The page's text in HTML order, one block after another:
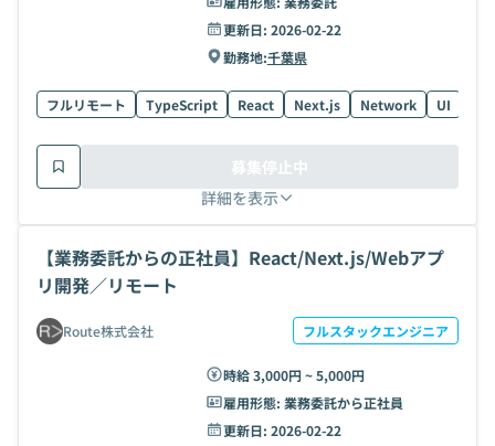
更新日: 2026-02-22
勤務地:千葉県
フルリモート TypeScript React Next.js Network UI
詳細を表示
募集停止中
【業務委託からの正社員】React/Next.js/Webアプ
リ開発／リモート
Route株式会社 フルスタックエンジニア
時給 3,000円 ~ 5,000円
雇用形態: 業務委託から正社員
更新日: 2026-02-22